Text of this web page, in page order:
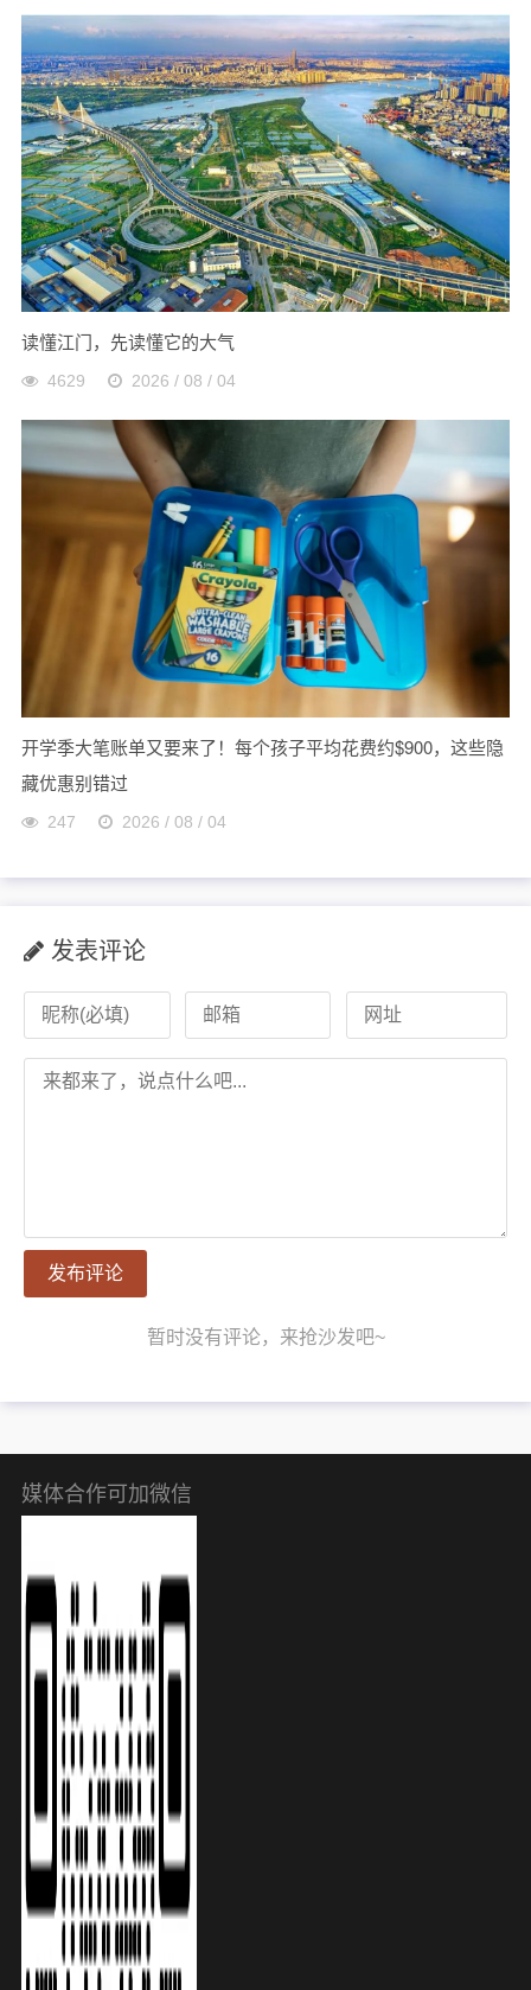
读懂江门，先读懂它的大气
4629 2026 / 08 / 04
开学季大笔账单又要来了！每个孩子平均花费约$900，这些隐
藏优惠别错过
247 2026 / 08 / 04
发表评论
发布评论
暂时没有评论，来抢沙发吧~
媒体合作可加微信